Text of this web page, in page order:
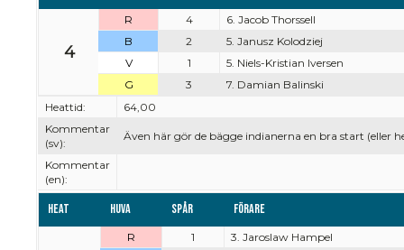
4
R 4
6. Jacob Thorssell
B
2
5. Janusz Kolodziej
V
1
5. Niels-Kristian Iversen
G
3
7. Damian Balinski
Heattid:
64,00
Kommentar
(sv):
Även här gör de bägge indianerna en bra start (eller
Kommentar
(en):
Heat Huva Spår Förare
R 1
3. Jaroslaw Hampel